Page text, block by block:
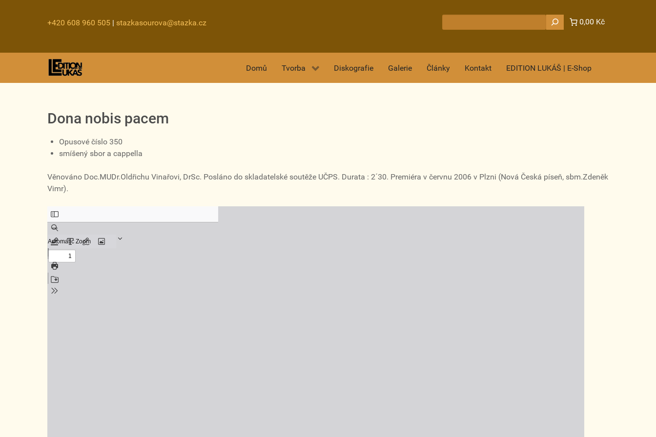
+420 608 960 505 | stazkasourova@stazka.cz 0,00 Kč
Domů Tvorba Diskografie Galerie Články Kontakt EDITION LUKÁŠ | E-Shop
Dona nobis pacem
Opusové číslo 350
smíšený sbor a cappella
Věnováno Doc.MUDr.Oldřichu Vinařovi, DrSc. Posláno do skladatelské soutěže UČPS. Durata : 2´30. Premiéra v červnu 2006 v Plzni (Nová Česká píseň, sbm.Zdeněk
Vimr).